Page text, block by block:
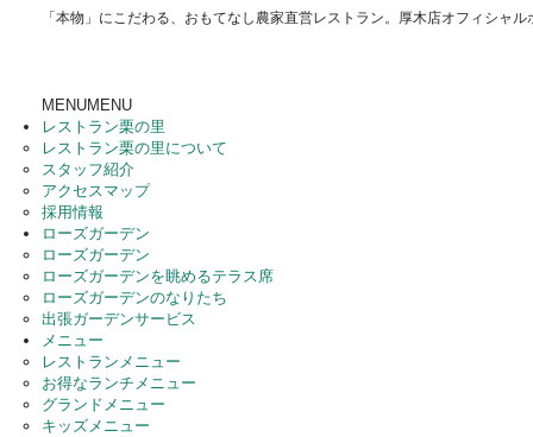
「本物」にこだわる、おもてなし農家直営レストラン。厚木店オフィシャル
MENUMENU
レストラン栗の里
レストラン栗の里について
スタッフ紹介
アクセスマップ
採用情報
ローズガーデン
ローズガーデン
ローズガーデンを眺めるテラス席
ローズガーデンのなりたち
出張ガーデンサービス
メニュー
レストランメニュー
お得なランチメニュー
グランドメニュー
キッズメニュー